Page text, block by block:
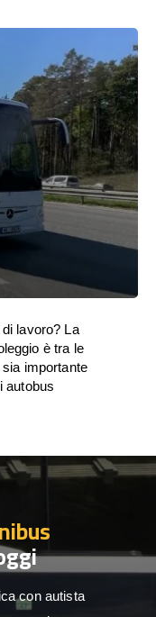
lavoro? La
è tra le
importante
autobus
con autista